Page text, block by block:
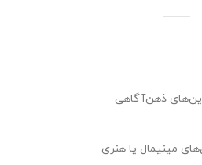
ذهن‌آگاهی
مینیمال یا هنری